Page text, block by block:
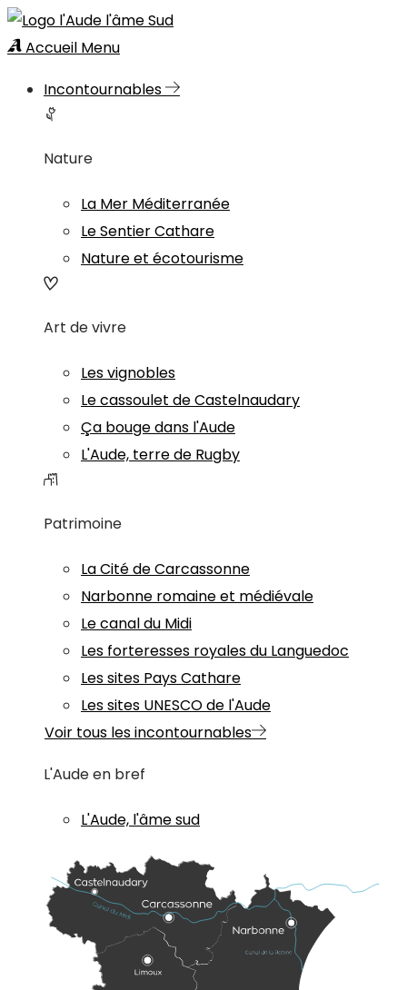
Accueil Menu
Incontournables
Nature
La Mer Méditerranée
Le Sentier Cathare
Nature et écotourisme
Art de vivre
Les vignobles
Le cassoulet de Castelnaudary
Ça bouge dans l'Aude
L'Aude, terre de Rugby
Patrimoine
La Cité de Carcassonne
Narbonne romaine et médiévale
Le canal du Midi
Les forteresses royales du Languedoc
Les sites Pays Cathare
Les sites UNESCO de l'Aude
Voir tous les incontournables
L'Aude en bref
L'Aude, l'âme sud